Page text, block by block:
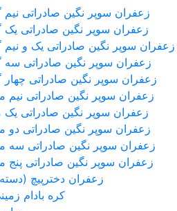
زعفران سوپر نگین صادراتی نیم
زعفران سوپر نگین صادراتی یک
زعفران سوپر نگین صادراتی یک و نیم
زعفران سوپر نگین صادراتی سه
زعفران سوپر نگین صادراتی چهار
زعفران سوپر نگین صادراتی نیم
زعفران سوپر نگین صادراتی یک
زعفران سوپر نگین صادراتی دو
زعفران سوپر نگین صادراتی سه
زعفران سوپر نگین صادراتی پنج
زعفران دخترپیچ
کره بادام